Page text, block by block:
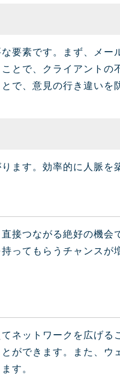
要素です。まず、メ
とで、クライアント
で、意見の行き違いを
ます。効率的に人脈を
接つながる絶好の機
ってもらうチャンス
ネットワークを広げ
ができます。また、
す。